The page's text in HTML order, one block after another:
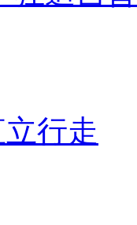
行走